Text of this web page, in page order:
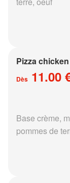
Pizza
Dès 11.00
Base crème,
pommes de